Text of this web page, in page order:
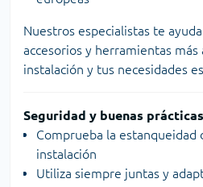
Nuestros especialistas te
accesorios y herramientas más
instalación y tus necesidades
Seguridad y buenas prácticas
Comprueba la estanqueidad
instalación
Utiliza siempre juntas y